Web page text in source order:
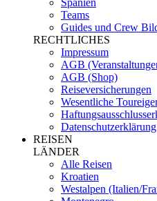
Spanien
Teams
Guides und Crew
RECHTLICHES
Impressum
AGB
AGB (Shop)
Reiseversicherungen
Wesentliche
Datenschutzerklärung
REISEN
LÄNDER
Alle Reisen
Kroatien
Westalpen (Italien/